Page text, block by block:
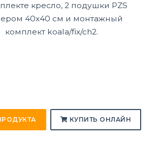
кресло, 2 подушки PZS
40x40 см и монтажный
комплект koala/fix/ch2.
КУПИТЬ ОНЛАЙН